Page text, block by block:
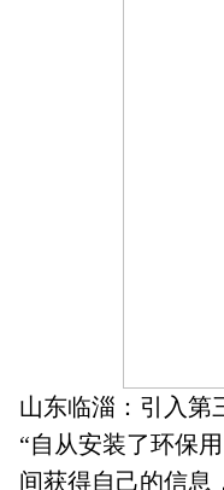
山东临淄：引入第
“自从安装了环保
间获得自己的信息